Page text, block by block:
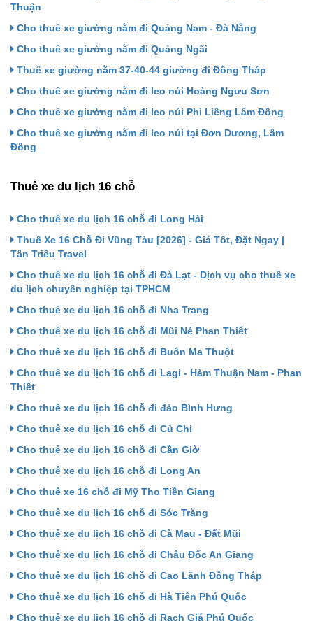
Thuận
Cho thuê xe giường nằm đi Quảng Nam - Đà Nẵng
Cho thuê xe giường nằm đi Quảng Ngãi
Thuê xe giường nằm 37-40-44 giường đi Đồng Tháp
Cho thuê xe giường nằm đi leo núi Hoàng Ngưu Sơn
Cho thuê xe giường nằm đi leo núi Phi Liêng Lâm Đồng
Cho thuê xe giường nằm đi leo núi tại Đơn Dương, Lâm
Đông
Thuê xe du lịch 16 chỗ
Cho thuê xe du lịch 16 chỗ đi Long Hải
Thuê Xe 16 Chỗ Đi Vũng Tàu [2026] - Giá Tốt, Đặt Ngay |
Tân Triều Travel
Cho thuê xe du lịch 16 chỗ đi Đà Lạt - Dịch vụ cho thuê xe
du lịch chuyên nghiệp tại TPHCM
Cho thuê xe du lịch 16 chỗ đi Nha Trang
Cho thuê xe du lịch 16 chỗ đi Mũi Né Phan Thiết
Cho thuê xe du lịch 16 chỗ đi Buôn Ma Thuột
Cho thuê xe du lịch 16 chỗ đi Lagi - Hàm Thuận Nam - Phan
Thiết
Cho thuê xe du lịch 16 chỗ đi đảo Bình Hưng
Cho thuê xe du lịch 16 chỗ đi Củ Chi
Cho thuê xe du lịch 16 chỗ đi Cần Giờ
Cho thuê xe du lịch 16 chỗ đi Long An
Cho thuê xe 16 chỗ đi Mỹ Tho Tiền Giang
Cho thuê xe du lịch 16 chỗ đi Sóc Trăng
Cho thuê xe du lịch 16 chỗ đi Cà Mau - Đất Mũi
Cho thuê xe du lịch 16 chỗ đi Châu Đốc An Giang
Cho thuê xe du lịch 16 chỗ đi Cao Lãnh Đồng Tháp
Cho thuê xe du lịch 16 chỗ đi Hà Tiên Phú Quốc
Cho thuê xe du lịch 16 chỗ đi Rạch Giá Phú Quốc